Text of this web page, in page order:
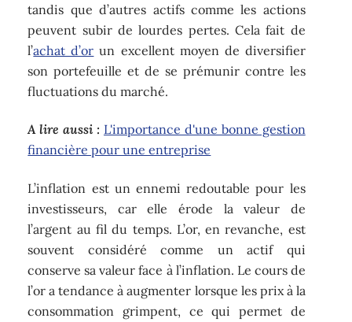
tandis que d’autres actifs comme les actions
peuvent subir de lourdes pertes. Cela fait de
l’achat d’or un excellent moyen de diversifier
son portefeuille et de se prémunir contre les
fluctuations du marché.
A lire aussi : L'importance d'une bonne gestion
financière pour une entreprise
L’inflation est un ennemi redoutable pour les
investisseurs, car elle érode la valeur de
l’argent au fil du temps. L’or, en revanche, est
souvent considéré comme un actif qui
conserve sa valeur face à l’inflation. Le cours de
l’or a tendance à augmenter lorsque les prix à la
consommation grimpent, ce qui permet de